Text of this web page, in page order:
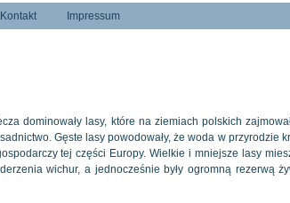
Kontakt Impressum
dominowały lasy, które na ziemiach polskich
Gęste lasy powodowały, że woda w przyrodzie
tej części Europy. Wielkie i mniejsze lasy
wichur, a jednocześnie były ogromną rezerwą